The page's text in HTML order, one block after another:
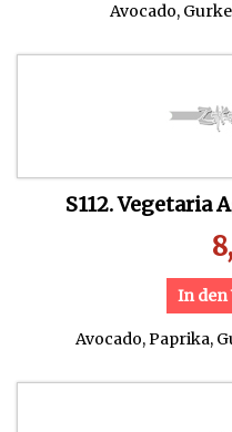
Avocado,
S112. Vegetaria
In den
Avocado, Paprika,